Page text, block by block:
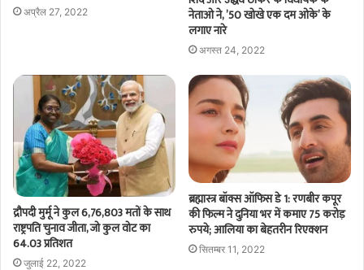
अप्रैल 27, 2022
नेताओ ने, ’50 खोखे एक दम ओके’ के
लगाए नारे
अगस्त 24, 2022
द्रौपदी मुर्मू ने कुल 6,76,803 मतों के साथ
राष्ट्रपति चुनाव जीता, जो कुल वोट का
64.03 प्रतिशत
जुलाई 22, 2022
ब्रह्मास्त्र बॉक्स ऑफिस डे 1: रणबीर कपूर
की फिल्म ने दुनिया भर में कमाए 75 करोड़
रुपये; आलिया का बेहतरीन रिएक्शन
सितम्बर 11, 2022